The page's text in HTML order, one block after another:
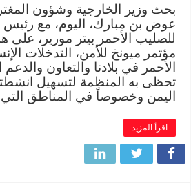
بحث وزير الخارجية وشؤون
عوض بن مبارك، اليوم، مع رئيس
للصليب الأحمر بيتر مورير،
مؤتمر ميونخ للأمن، التدخلات
الأحمر في بلادنا والتعاون
تحظى به المنظمة لتسهيل
اليمن وخصوصاً في المناطق
اقرأ المزيد